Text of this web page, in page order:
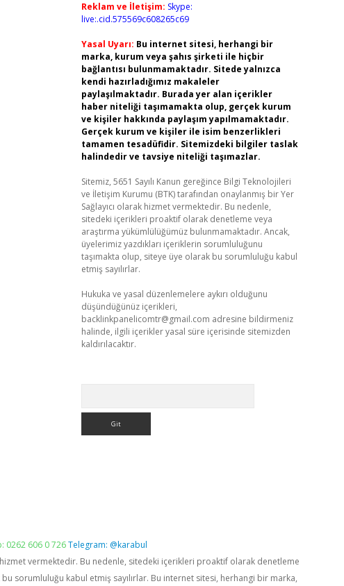
Reklam ve İletişim: Skype:
live:.cid.575569c608265c69
Yasal Uyarı: Bu internet sitesi, herhangi bir
marka, kurum veya şahıs şirketi ile hiçbir
bağlantısı bulunmamaktadır. Sitede yalnızca
kendi hazırladığımız makaleler
paylaşılmaktadır. Burada yer alan içerikler
haber niteliği taşımamakta olup, gerçek kurum
ve kişiler hakkında paylaşım yapılmamaktadır.
Gerçek kurum ve kişiler ile isim benzerlikleri
tamamen tesadüfidir. Sitemizdeki bilgiler taslak
halindedir ve tavsiye niteliği taşımazlar.
Sitemiz, 5651 Sayılı Kanun gereğince Bilgi Teknolojileri
ve İletişim Kurumu (BTK) tarafından onaylanmış bir Yer
Sağlayıcı olarak hizmet vermektedir. Bu nedenle,
sitedeki içerikleri proaktif olarak denetleme veya
araştırma yükümlülüğümüz bulunmamaktadır. Ancak,
üyelerimiz yazdıkları içeriklerin sorumluluğunu
taşımakta olup, siteye üye olarak bu sorumluluğu kabul
etmiş sayılırlar.
Hukuka ve yasal düzenlemelere aykırı olduğunu
düşündüğünüz içerikleri,
backlinkpanelicomtr@gmail.com adresine bildirmeniz
halinde, ilgili içerikler yasal süre içerisinde sitemizden
kaldırılacaktır.
0262 606 0 726Telegram: @karabul
hizmet vermektedir. Bu nedenle, sitedeki içerikleri proaktif olarak denetleme
sorumluluğu kabul etmiş sayılırlar. Bu internet sitesi, herhangi bir marka,